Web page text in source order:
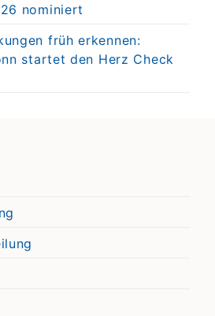
nominiert
früh erkennen:
startet den Herz Check